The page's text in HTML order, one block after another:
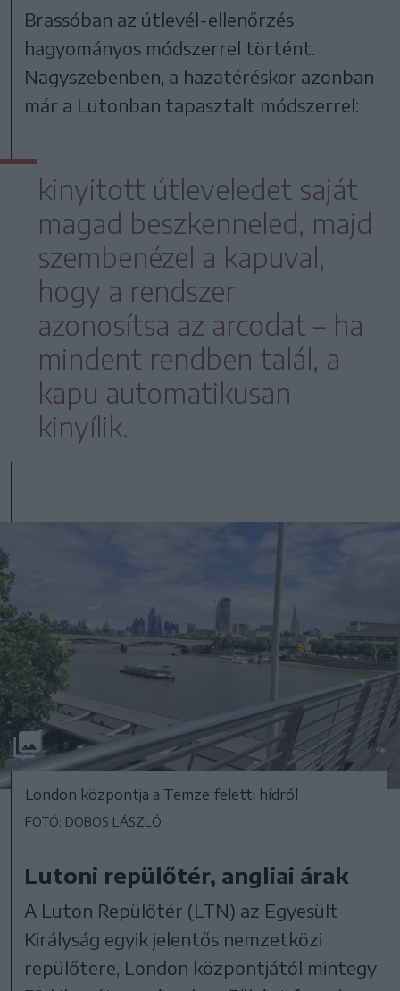
Brassóban az útlevél-ellenőrzés
hagyományos módszerrel történt.
Nagyszebenben, a hazatéréskor azonban
már a Lutonban tapasztalt módszerrel:
kinyitott útleveledet saját
magad beszkenneled, majd
szembenézel a kapuval,
hogy a rendszer
azonosítsa az arcodat – ha
mindent rendben talál, a
kapu automatikusan
kinyílik.
London központja a Temze feletti hídról
FOTÓ: DOBOS LÁSZLÓ
Lutoni repülőtér, angliai árak
A Luton Repülőtér (LTN) az Egyesült
Királyság egyik jelentős nemzetközi
repülőtere, London központjától mintegy